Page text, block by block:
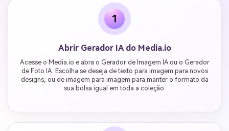
1
Abrir Gerador IA do Media.io
Acesse o Media.io e abra o Gerador de Imagem IA ou o Gerador
de Foto IA. Escolha se deseja de texto para imagem para novos
designs, ou de imagem para imagem para manter o formato da
sua bolsa igual em toda a coleção.